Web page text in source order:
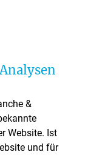
&
Website. Ist
und für